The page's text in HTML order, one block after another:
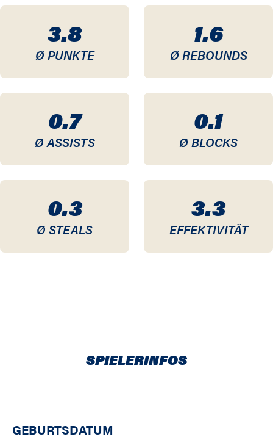
3.8
Ø PUNKTE
1.6
Ø REBOUNDS
0.7
Ø ASSISTS
0.1
Ø BLOCKS
0.3
Ø STEALS
3.3
EFFEKTIVITÄT
SPIELERINFOS
GEBURTSDATUM